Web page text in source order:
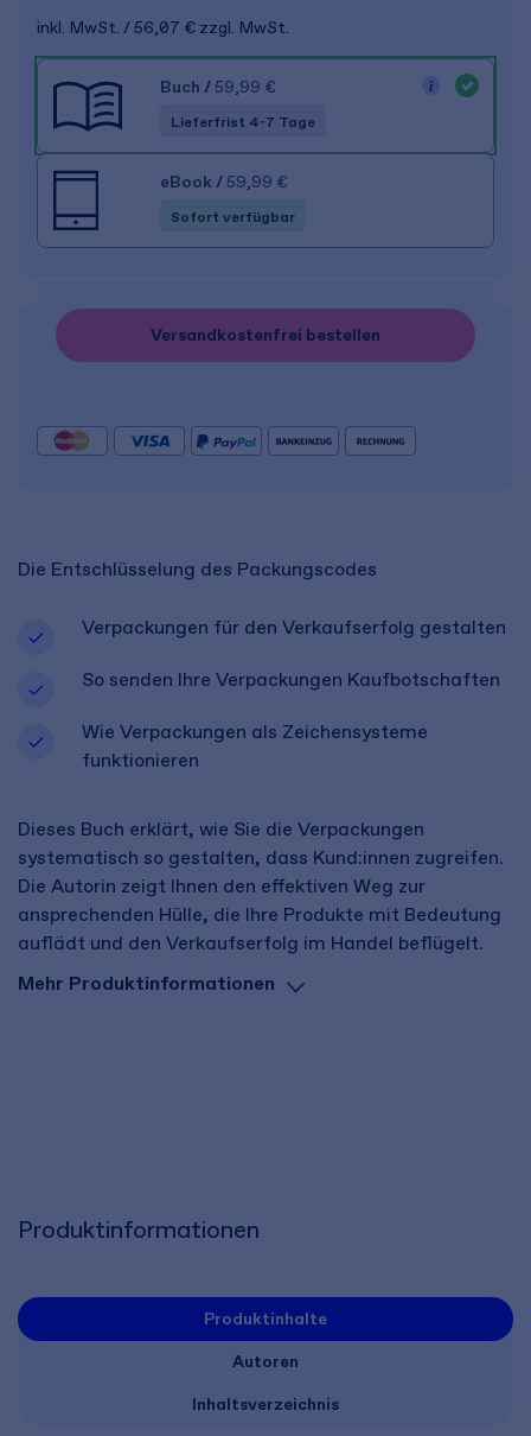
Die Entschlüsselung des Packungscodes
Verpackungen für den Verkaufserfolg gestalten
So senden Ihre Verpackungen Kaufbotschaften
Wie Verpackungen als Zeichensysteme
funktionieren
Dieses Buch erklärt, wie Sie die Verpackungen
systematisch so gestalten, dass Kund:innen zugreifen.
Die Autorin zeigt Ihnen den effektiven Weg zur
ansprechenden Hülle, die Ihre Produkte mit Bedeutung
auflädt und den Verkaufserfolg im Handel beflügelt.
Mehr Produktinformationen
inkl. MwSt. 56,07 € zzgl. MwSt.
Buch / 59,99 €
Lieferfrist 4-7 Tage
eBook / 59,99 €
Sofort verfügbar
Versandkostenfrei bestellen
Produktinformationen
Produktinhalte
Autoren
Inhaltsverzeichnis